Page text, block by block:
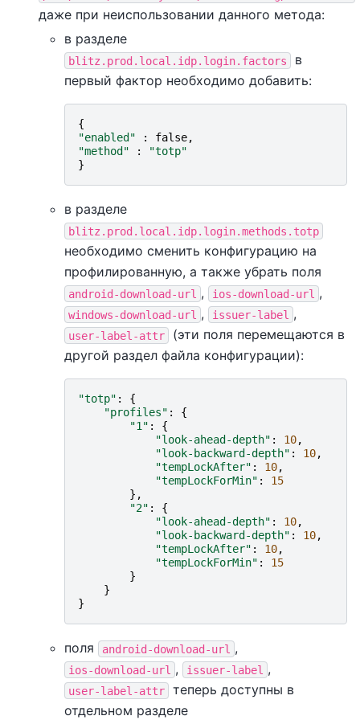
даже при неиспользовании данного метода:
в разделе
blitz.prod.local.idp.login.factors
в
первый фактор необходимо добавить:
{
"enabled"
: false,
"method"
:
"totp"
}
в разделе
blitz.prod.local.idp.login.methods.totp
необходимо сменить конфигурацию на
профилированную, а также убрать поля
android-download-url , ios-download-url ,
windows-download-url , issuer-label ,
user-label-attr
(эти поля перемещаются в
другой раздел файла конфигурации):
"totp" :
{
"profiles" :
{
"1" :
{
"look-ahead-depth" : 10,
"look-backward-depth" : 10,
"tempLockAfter" : 10,
"tempLockForMin" :
15
},
"2" :
{
"look-ahead-depth" : 10,
"look-backward-depth" : 10,
"tempLockAfter" : 10,
"tempLockForMin" :
15
}
}
}
поля android-download-url ,
ios-download-url , issuer-label ,
user-label-attr
теперь доступны в
отдельном разделе